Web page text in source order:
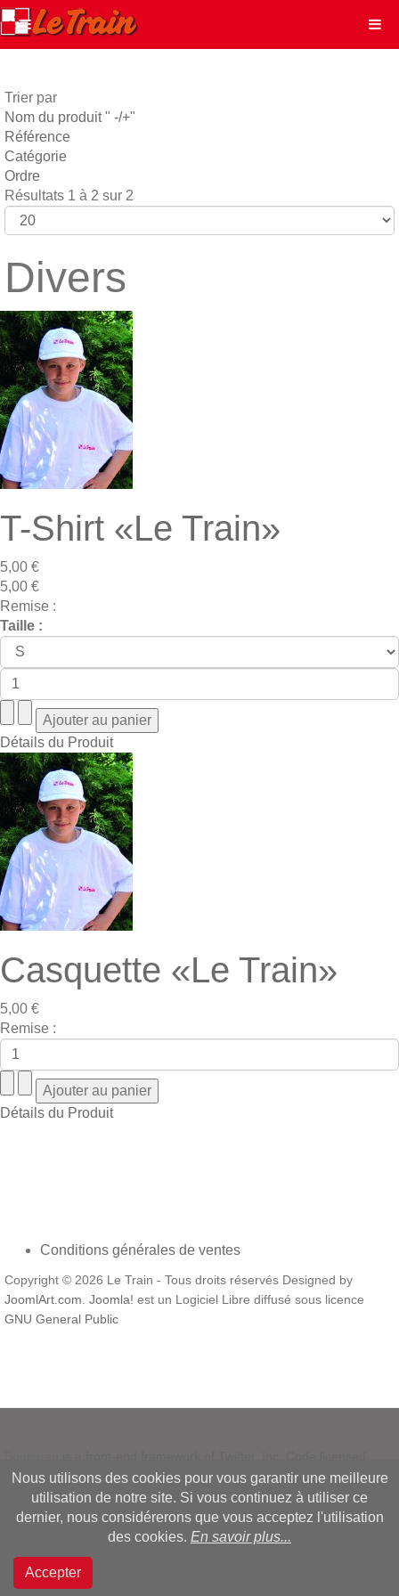
Trier par
Nom du produit " -/+"
Référence
Catégorie
Ordre
Résultats 1 à 2 sur 2
Divers
T-Shirt «Le Train»
5,00 €
5,00 €
Remise :
Taille :
Détails du Produit
Casquette «Le Train»
5,00 €
Remise :
Détails du Produit
Conditions générales de ventes
Copyright © 2026 Le Train - Tous droits réservés Designed by
JoomlArt.com. Joomla! est un Logiciel Libre diffusé sous licence
GNU General Public
underMIT License.
Font Awesomefont licensed underSIL OFL 1.1.
Nous utilisons des cookies pour vous garantir une meilleure
utilisation de notre site. Si vous continuez à utiliser ce
dernier, nous considérerons que vous acceptez l'utilisation
des cookies. En savoir plus...
Accepter